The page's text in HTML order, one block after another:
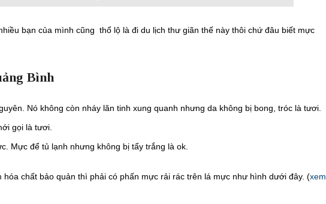
bạn của mình cũng thổ lộ là đi du lịch thư giãn thế này thôi chứ đâu biết mực
Bình
Nó không còn nháy lăn tinh xung quanh nhưng da không bị bong, tróc là tươi.
gọi là tươi.
Mực để tủ lạnh nhưng không bị tẩy trắng là ok.
chất bảo quản thì phải có phấn mực rải rác trên lá mực như hình dưới đây. (xem